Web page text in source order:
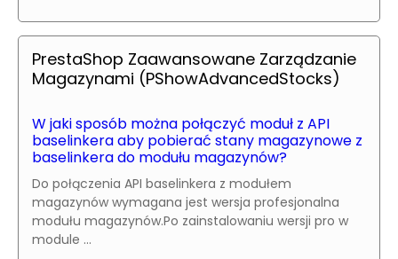
PrestaShop Zaawansowane Zarządzanie
Magazynami (PShowAdvancedStocks)
W jaki sposób można połączyć moduł z API
baselinkera aby pobierać stany magazynowe z
baselinkera do modułu magazynów?
Do połączenia API baselinkera z modułem
magazynów wymagana jest wersja profesjonalna
modułu magazynów.Po zainstalowaniu wersji pro w
module ...